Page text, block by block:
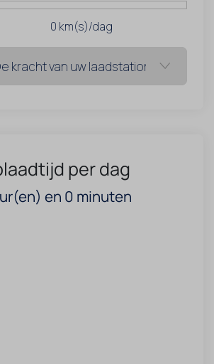
0 km(s)/dag
per dag
en 0 minuten